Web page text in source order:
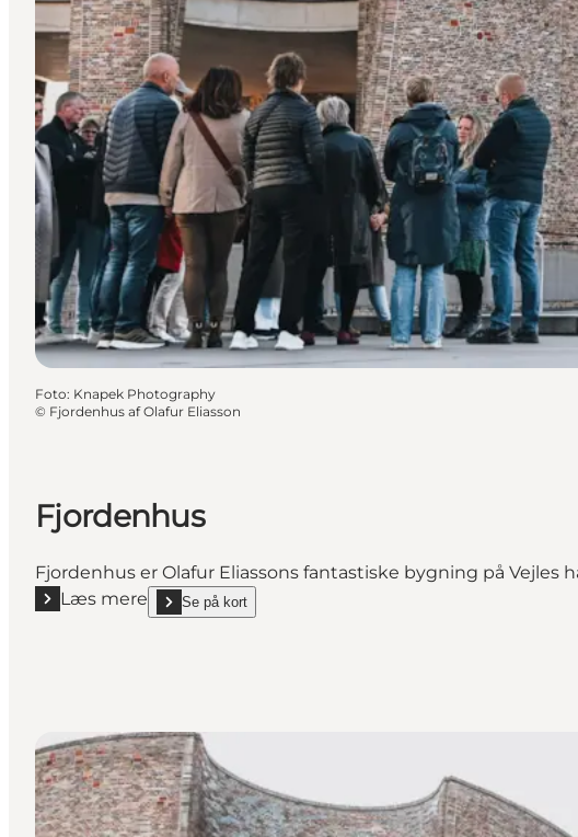
Foto: Knapek Photography
© Fjordenhus af Olafur Eliasson
Fjordenhus
Fjordenhus er Olafur Eliassons fantastiske bygning på
Læs mere
Læs mere "Fjordenhus"
Se på kort
show Fjordenhus on_map